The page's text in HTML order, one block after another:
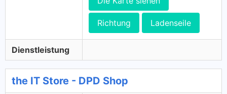
Richtung Ladenseile
Dienstleistung
the IT Store - DPD Shop